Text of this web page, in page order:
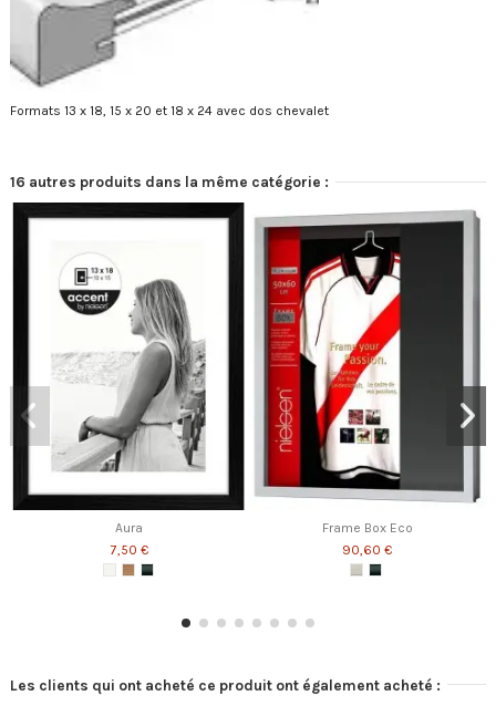
Formats 13 x 18, 15 x 20 et 18 x 24 avec dos chevalet
16 autres produits dans la même catégorie :
Aura
7,50 €
Frame Box Eco
90,60 €
Les clients qui ont acheté ce produit ont également acheté :